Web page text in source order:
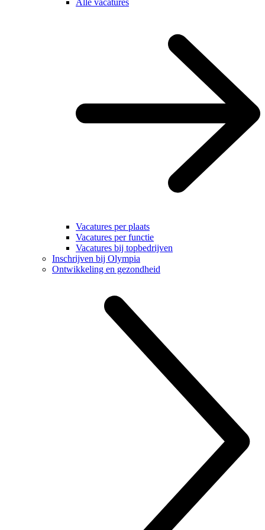
Alle vacatures
Vacatures per plaats
Vacatures per functie
Vacatures bij topbedrijven
Inschrijven bij Olympia
Ontwikkeling en gezondheid